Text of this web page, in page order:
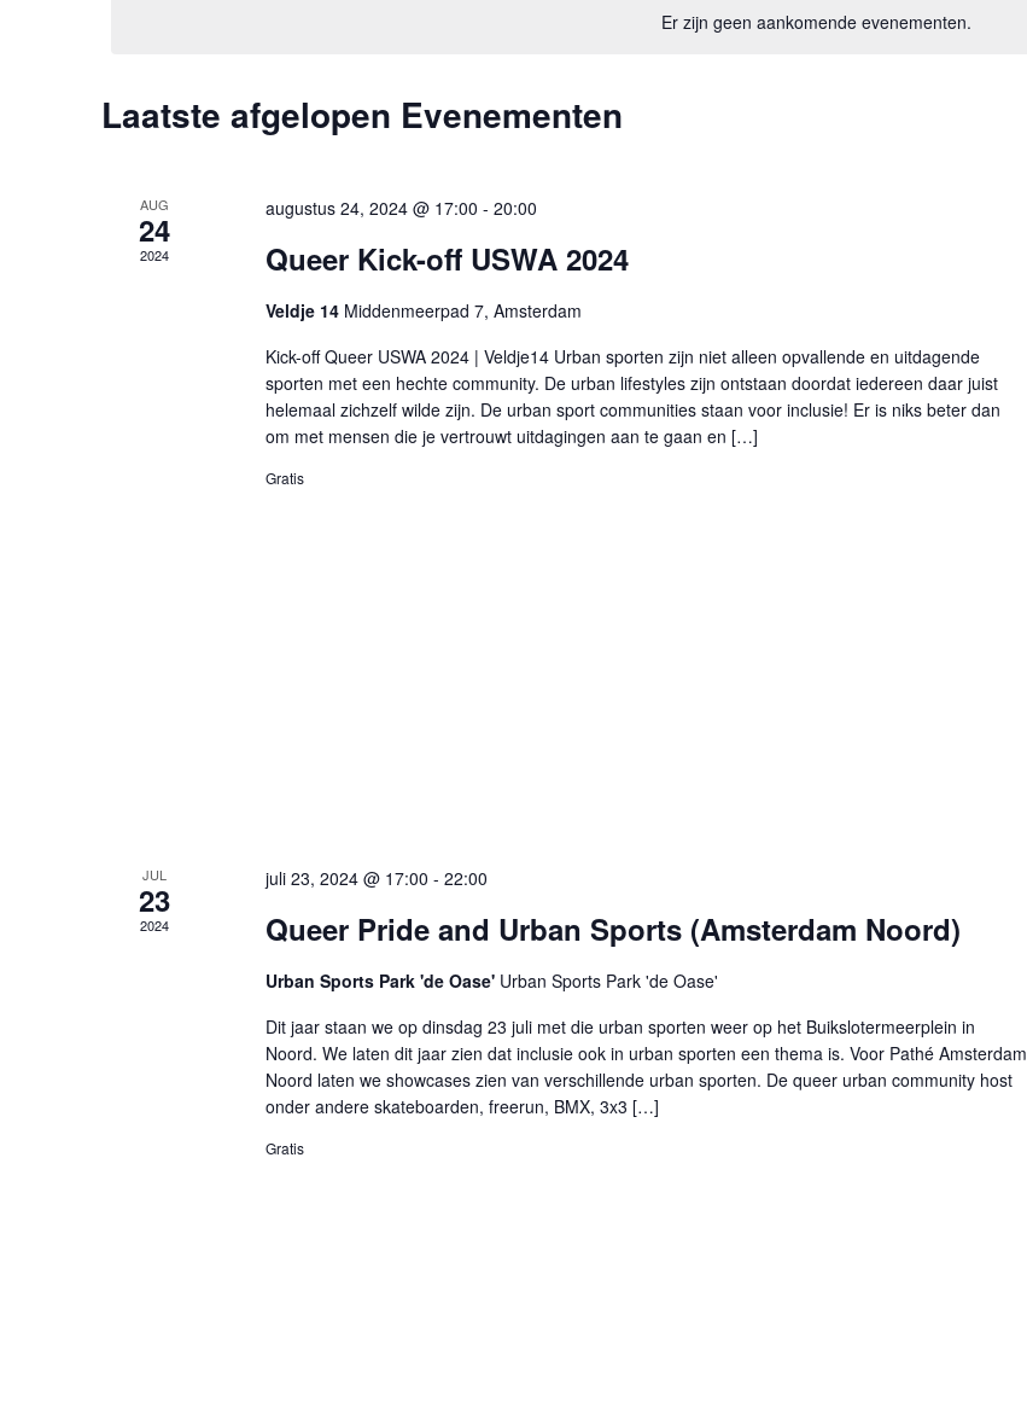
Er zijn geen aankomende evenementen.
Laatste afgelopen Evenementen
AUG
24
2024
augustus 24, 2024 @ 17:00 - 20:00
Queer Kick-off USWA 2024
Veldje 14 Middenmeerpad 7, Amsterdam
Kick-off Queer USWA 2024 | Veldje14 Urban sporten zijn niet alleen opvallende en uitdagende
sporten met een hechte community. De urban lifestyles zijn ontstaan doordat iedereen daar juist
helemaal zichzelf wilde zijn. De urban sport communities staan voor inclusie! Er is niks beter dan
om met mensen die je vertrouwt uitdagingen aan te gaan en […]
Gratis
JUL
23
2024
juli 23, 2024 @ 17:00 - 22:00
Queer Pride and Urban Sports (Amsterdam Noord)
Urban Sports Park 'de Oase' Urban Sports Park 'de Oase'
Dit jaar staan we op dinsdag 23 juli met die urban sporten weer op het Buikslotermeerplein in
Noord. We laten dit jaar zien dat inclusie ook in urban sporten een thema is. Voor Pathé Amsterdam
Noord laten we showcases zien van verschillende urban sporten. De queer urban community host
onder andere skateboarden, freerun, BMX, 3x3 […]
Gratis